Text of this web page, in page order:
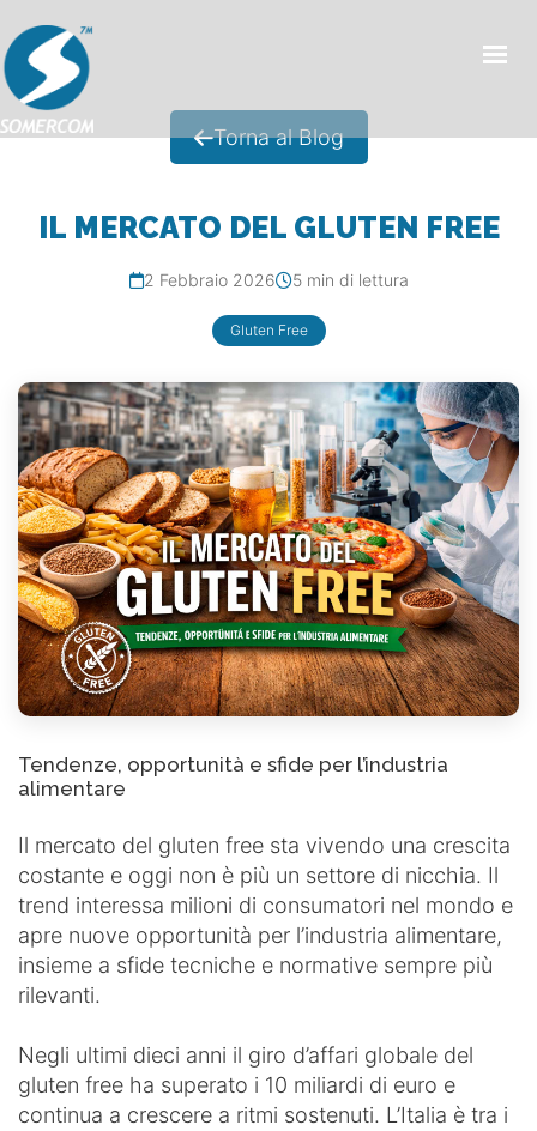
CHI SIAMO
NEWS/EVENTI
CONTATTI
Torna al Blog
IL MERCATO DEL GLUTEN FREE
2 Febbraio 2026 5 min di lettura
Gluten Free
Tendenze, opportunità e sfide per l’industria
alimentare
Il mercato del gluten free sta vivendo una crescita
costante e oggi non è più un settore di nicchia. Il
trend interessa milioni di consumatori nel mondo e
apre nuove opportunità per l’industria alimentare,
insieme a sfide tecniche e normative sempre più
rilevanti.
Negli ultimi dieci anni il giro d’affari globale del
gluten free ha superato i 10 miliardi di euro e
continua a crescere a ritmi sostenuti. L’Italia è tra i